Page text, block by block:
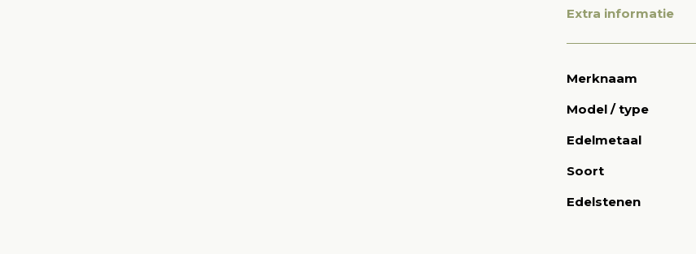
Extra informatie
Merknaam
Model / type
Edelmetaal
Soort
Edelstenen